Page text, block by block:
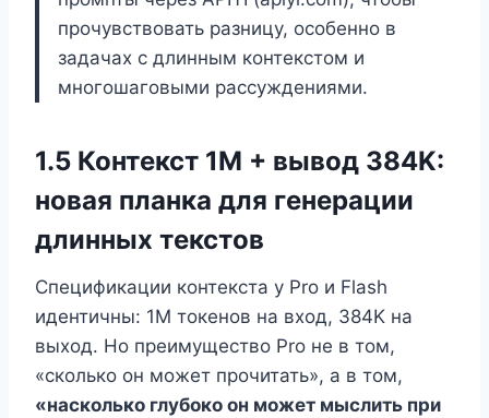
прочувствовать разницу, особенно в
задачах с длинным контекстом и
многошаговыми рассуждениями.
1.5 Контекст 1M + вывод 384K:
новая планка для генерации
длинных текстов
Спецификации контекста у Pro и Flash
идентичны: 1M токенов на вход, 384K на
выход. Но преимущество Pro не в том,
«сколько он может прочитать», а в том,
«насколько глубоко он может мыслить при